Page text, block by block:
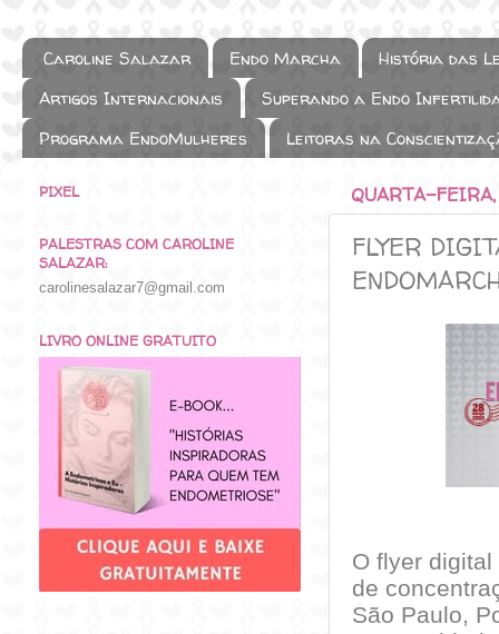
Caroline Salazar Endo Marcha
História das
Artigos Internacionais
Superando a Endo
Programa EndoMulheres
Leitoras na
QUARTA-
FLYER
O flyer digital
de
São Paulo,
PIXEL
PALESTRAS COM CAROLINE
SALAZAR:
carolinesalazar7@gmail.com
LIVRO ONLINE GRATUITO